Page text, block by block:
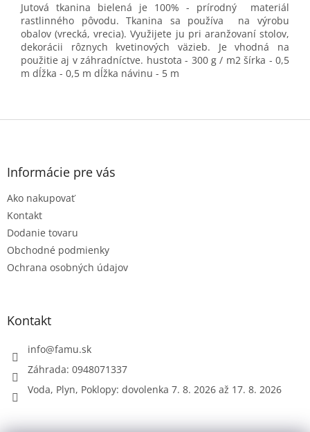
Jutová tkanina bielená je 100% - prírodný materiál
rastlinného pôvodu. Tkanina sa používa na výrobu
obalov (vrecká, vrecia). Využijete ju pri aranžovaní stolov,
dekorácii rôznych kvetinových väzieb. Je vhodná na
použitie aj v záhradníctve. hustota - 300 g / m2 šírka - 0,5
m dĺžka - 0,5 m dĺžka návinu - 5 m
Z
Informácie pre vás
Ako nakupovať
Kontakt
Dodanie tovaru
Obchodné podmienky
Ochrana osobných údajov
Kontakt
info@famu.sk
Záhrada: 0948071337
Voda, Plyn, Poklopy: dovolenka 7. 8. 2026 až 17. 8. 2026